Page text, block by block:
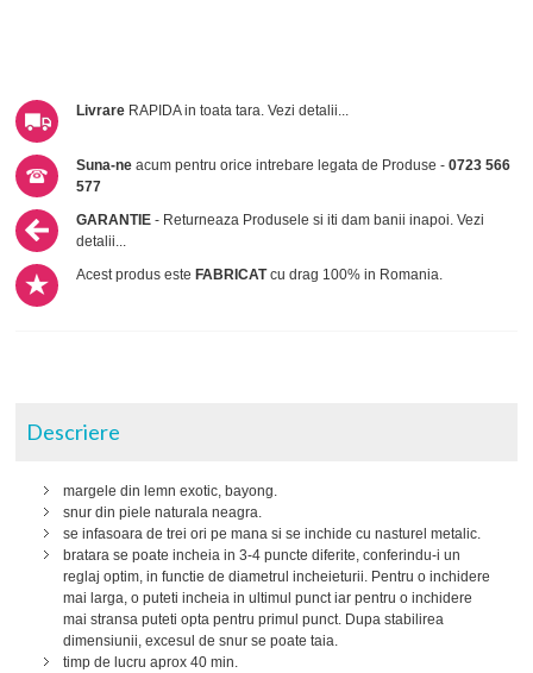
Livrare RAPIDA in toata tara.Vezi detalii...
Suna-ne acum pentru orice intrebare legata de Produse -0723 566
577
GARANTIE - Returneaza Produsele si iti dam banii inapoi.Vezi
detalii...
Acest produs este FABRICATcu drag 100% in Romania.
Descriere
margele din lemn exotic, bayong.
snur din piele naturala neagra.
se infasoara de trei ori pe mana si se inchide cu nasturel metalic.
bratara se poate incheia in 3-4 puncte diferite, conferindu-i un
reglaj optim, in functie de diametrul incheieturii. Pentru o inchidere
mai larga, o puteti incheia in ultimul punct iar pentru o inchidere
mai stransa puteti opta pentru primul punct. Dupa stabilirea
dimensiunii, excesul de snur se poate taia.
timp de lucru aprox 40 min.